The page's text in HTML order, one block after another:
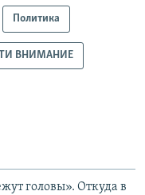
Политика
ВНИМАНИЕ
головы». Откуда в